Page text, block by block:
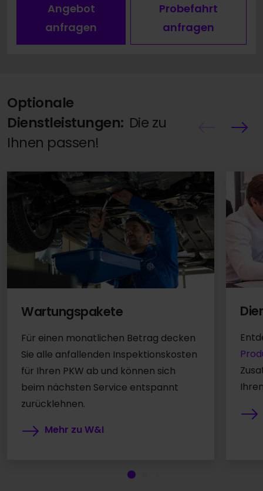
Angebot
anfragen
Probefahrt
anfragen
Optionale
Dienstleistungen: Die zu
Ihnen passen!
Wartungspakete
Für einen monatlichen Betrag decken
Sie alle anfallenden Inspektionskosten
für Ihren PKW ab und können sich
beim nächsten Service entspannt
zurücklehnen.
Mehr zu W&I